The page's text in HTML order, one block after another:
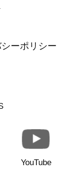
ーポリシー
YouTube